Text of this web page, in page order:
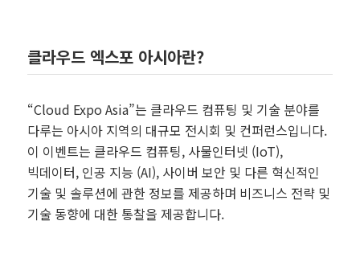
클라우드 엑스포 아시아란?
“Cloud Expo Asia”는 클라우드 컴퓨팅 및 기술 분야를
다루는 아시아 지역의 대규모 전시회 및 컨퍼런스입니다.
이 이벤트는 클라우드 컴퓨팅, 사물인터넷 (IoT),
빅데이터, 인공 지능 (AI), 사이버 보안 및 다른 혁신적인
기술 및 솔루션에 관한 정보를 제공하며 비즈니스 전략 및
기술 동향에 대한 통찰을 제공합니다.